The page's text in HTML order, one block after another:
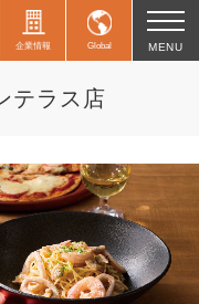
企業情報 Global MENU
テラス店